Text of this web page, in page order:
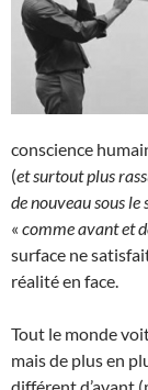
conscience
(et surtout plus
de nouveau sous le
« comme avant et
surface ne
réalité en face.
Tout le monde
mais de plus en
différent d’avant